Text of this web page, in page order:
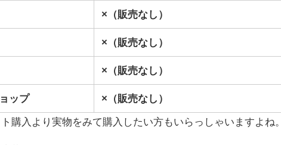
×（販売なし）
×（販売なし）
×（販売なし）
ップ ×（販売なし）
購入より実物をみて購入したい方もいらっしゃいますよね。